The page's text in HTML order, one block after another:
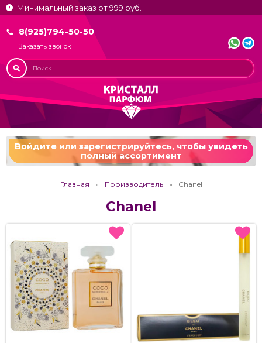
Минимальный заказ от 999 руб.
8(925)794-50-50
Заказать звонок
Войдите или зарегистрируйтесь,чтобы увидеть
полный ассортимент
Главная Производитель Chanel
Chanel